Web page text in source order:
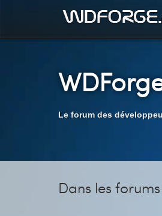
Le forum des
Dans les forums